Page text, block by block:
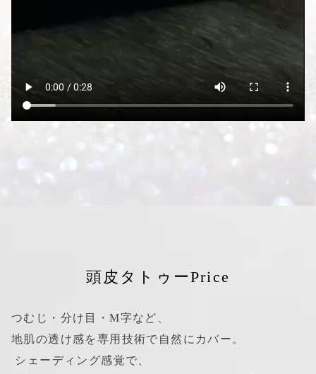
頭皮タトゥーPrice
つむじ・分け目・M字など、
地肌の透け感を専用技術で自然にカバー。
シェーディング感覚で、